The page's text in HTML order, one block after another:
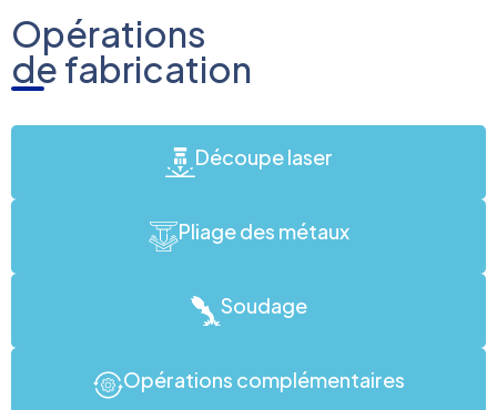
Opérations
de fabrication
Découpe laser
Pliage des métaux
Soudage
Opérations complémentaires